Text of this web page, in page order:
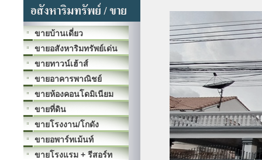
ขายบ้านเดี่ยว
ขายอสังหาริมทรัพย์เด่น
ขายทาวน์เฮ้าส์
ขายอาคารพาณิชย์
ขายห้องคอนโดมิเนียม
ขายที่ดิน
ขายโรงงาน/โกดัง
ขายอพาร์ทเม้นท์
ขายโรงแรม + รีสอร์ท